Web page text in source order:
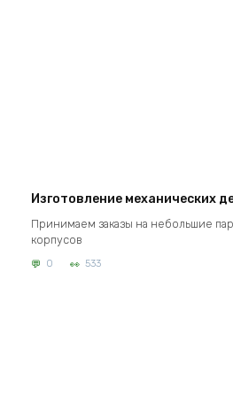
Изготовление механических
Принимаем заказы на небольшие
корпусов
0 533